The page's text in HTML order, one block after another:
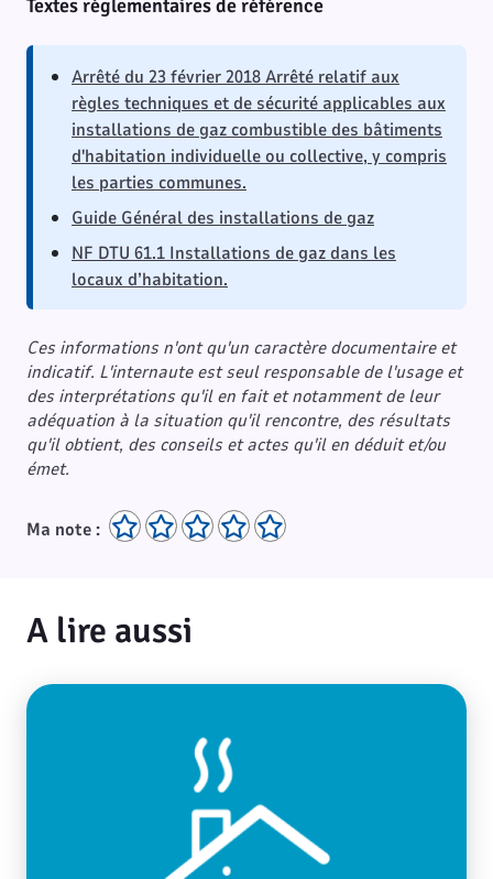
Textes réglementaires de référence
Arrêté du 23 février 2018 Arrêté relatif aux
règles techniques et de sécurité applicables aux
installations de gaz combustible des bâtiments
d'habitation individuelle ou collective, y compris
les parties communes.
Guide Général des installations de gaz
NF DTU 61.1 Installations de gaz dans les
locaux d’habitation.
Ces informations n'ont qu'un caractère documentaire et
indicatif. L'internaute est seul responsable de l'usage et
des interprétations qu'il en fait et notamment de leur
adéquation à la situation qu'il rencontre, des résultats
qu'il obtient, des conseils et actes qu'il en déduit et/ou
émet.
Ma note :
A lire aussi